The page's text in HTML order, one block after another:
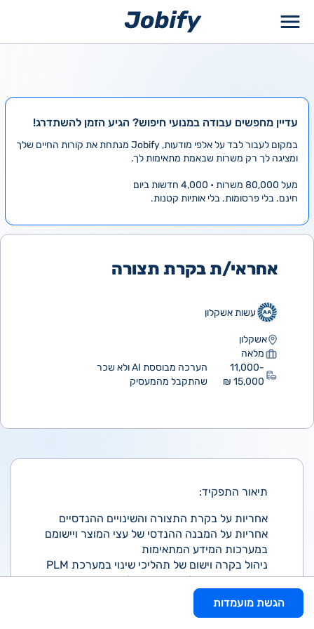
עדיין מחפשים עבודה במנועי חיפוש? הגיע הזמן להשתדרג!
במקום לעבור לבד על אלפי מודעות, Jobify מנתחת את קורות החיים שלך
ומציגה לך רק משרות שבאמת מתאימות לך.
מעל 80,000 משרות • 4,000 חדשות ביום
חינם. בלי פרסומות. בלי אותיות קטנות.
אחראי/ת בקרת תצורה
עשות אשקלון
אשקלון
מלאה
11,000-
15,000 ₪
הערכה מבוססת AI ולא שכר
שהתקבל מהמעסיק
תיאור התפקיד:
אחריות על בקרת התצורה והשינויים ההנדסיים
אחריות על המבנה ההנדסי של עצי המוצר ויישומם
במערכות המידע המתאימות
ניהול בקרה וישום של תהליכי שינוי במערכת PLM
בניה ותחזוקה של עצי מוצר ושל תיקי מוצר
הגשת מועמדות